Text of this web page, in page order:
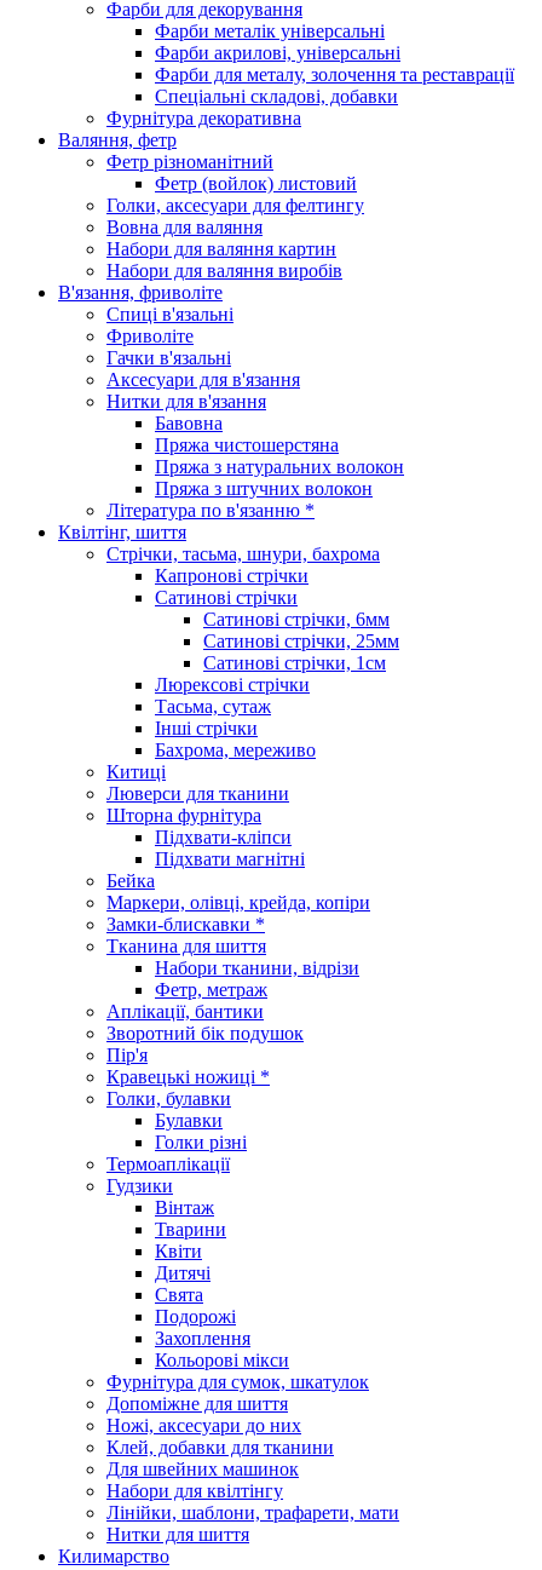
Фарби для декорування
Фарби металік універсальні
Фарби акрилові, універсальні
Фарби для металу, золочення та реставрації
Спеціальні складові, добавки
Фурнітура декоративна
Валяння, фетр
Фетр різноманітний
Фетр (войлок) листовий
Голки, аксесуари для фелтингу
Вовна для валяння
Набори для валяння картин
Набори для валяння виробів
В'язання, фриволіте
Спиці в'язальні
Фриволіте
Гачки в'язальні
Аксесуари для в'язання
Нитки для в'язання
Бавовна
Пряжа чистошерстяна
Пряжа з натуральних волокон
Пряжа з штучних волокон
Література по в'язанню *
Квілтінг, шиття
Стрічки, тасьма, шнури, бахрома
Капронові стрічки
Сатинові стрічки
Сатинові стрічки, 6мм
Сатинові стрічки, 25мм
Сатинові стрічки, 1см
Люрексові стрічки
Тасьма, сутаж
Інші стрічки
Бахрома, мереживо
Китиці
Люверси для тканини
Шторна фурнітура
Підхвати-кліпси
Підхвати магнітні
Бейка
Маркери, олівці, крейда, копіри
Замки-блискавки *
Тканина для шиття
Набори тканини, відрізи
Фетр, метраж
Аплікації, бантики
Зворотний бік подушок
Пір'я
Кравецькі ножиці *
Голки, булавки
Булавки
Голки різні
Термоаплікації
Гудзики
Вінтаж
Тварини
Квіти
Дитячі
Свята
Подорожі
Захоплення
Кольорові мікси
Фурнітура для сумок, шкатулок
Допоміжне для шиття
Ножі, аксесуари до них
Клей, добавки для тканини
Для швейних машинок
Набори для квілтінгу
Лінійки, шаблони, трафарети, мати
Нитки для шиття
Килимарство